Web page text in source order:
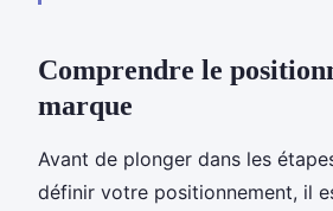
Comprendre le
marque
Avant de plonger dans les
définir votre positionnement, il